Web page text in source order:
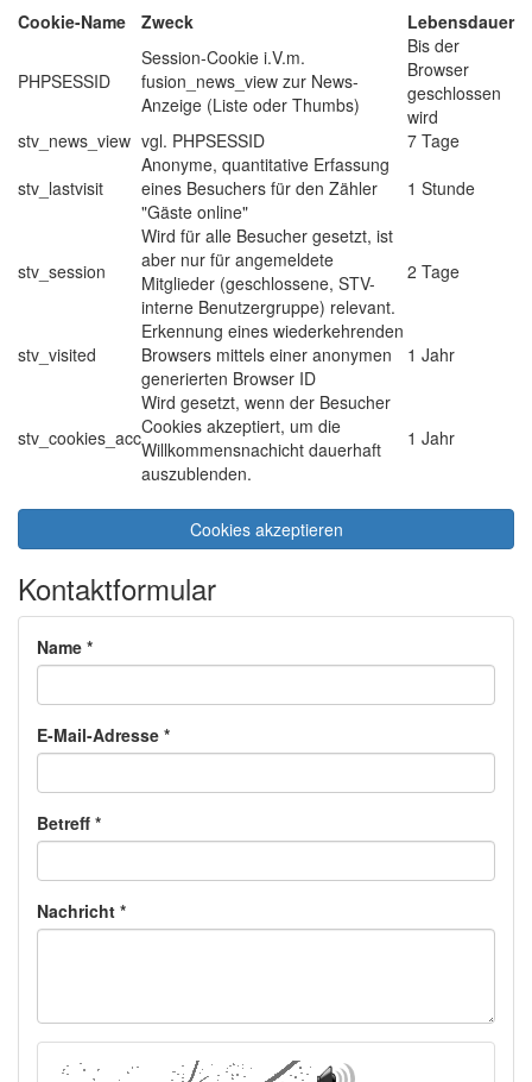
Cookie-Name Zweck Lebensdauer
PHPSESSID
Session-Cookie i.V.m.
fusion_news_view zur News-
Anzeige (Liste oder Thumbs)
Bis der
Browser
geschlossen
wird
stv_news_view vgl. PHPSESSID
7 Tage
stv_lastvisit
Anonyme, quantitative Erfassung
eines Besuchers für den Zähler
"Gäste online"
1 Stunde
stv_session
Wird für alle Besucher gesetzt, ist
aber nur für angemeldete
Mitglieder (geschlossene, STV-
interne Benutzergruppe) relevant.
2 Tage
stv_visited
Erkennung eines wiederkehrenden
Browsers mittels einer anonymen
generierten Browser ID
1 Jahr
stv_cookies_acc
Wird gesetzt, wenn der Besucher
Cookies akzeptiert, um die
Willkommensnachicht dauerhaft
auszublenden.
1 Jahr
Cookies akzeptieren
Kontaktformular
Name *
E-Mail-Adresse *
Betreff *
Nachricht *